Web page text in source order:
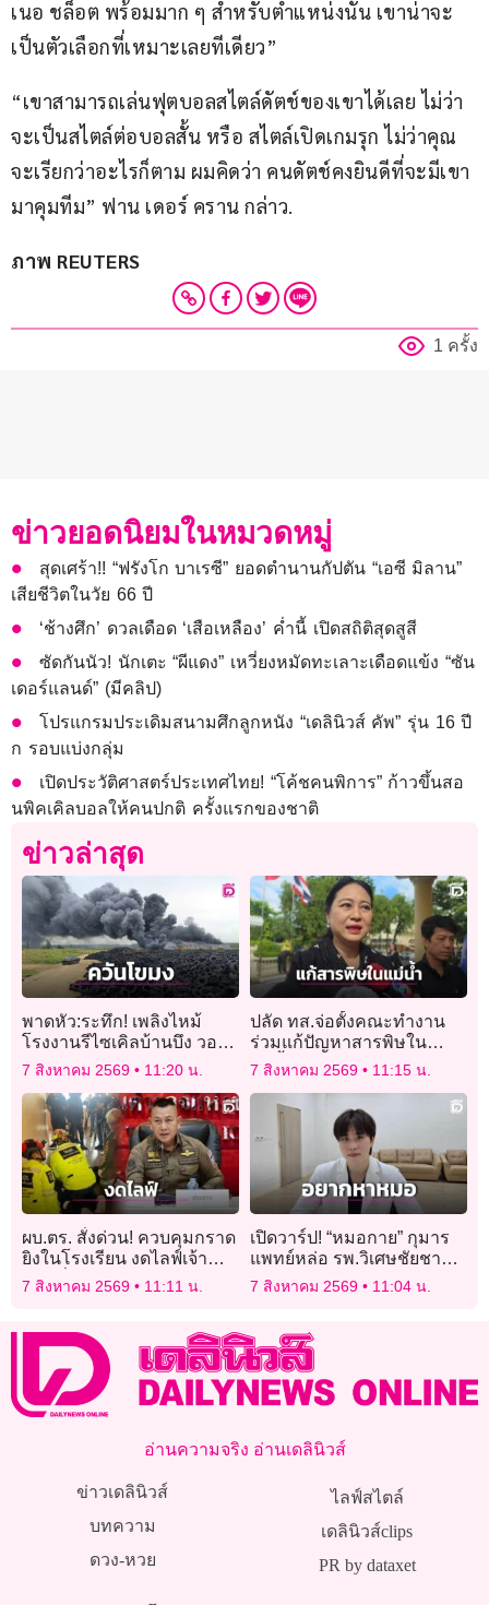
เนอ ชล็อต พร้อมมาก ๆ สำหรับตำแหน่งนั้น เขาน่าจะ
เป็นตัวเลือกที่เหมาะเลยทีเดียว”
“เขาสามารถเล่นฟุตบอลสไตล์ดัตช์ของเขาได้เลย ไม่ว่า
จะเป็นสไตล์ต่อบอลสั้น หรือ สไตล์เปิดเกมรุก ไม่ว่าคุณ
จะเรียกว่าอะไรก็ตาม ผมคิดว่า คนดัตช์คงยินดีที่จะมีเขา
มาคุมทีม” ฟาน เดอร์ คราน กล่าว.
ภาพ REUTERS
1 ครั้ง
ข่าวยอดนิยมในหมวดหมู่
สุดเศร้า!! “ฟรังโก บาเรซี” ยอดตำนานกัปตัน “เอซี มิลาน”
เสียชีวิตในวัย 66 ปี
‘ช้างศึก’ ดวลเดือด ‘เสือเหลือง’ ค่ำนี้ เปิดสถิติสุดสูสี
ซัดกันนัว! นักเตะ “ผีแดง” เหวี่ยงหมัดทะเลาะเดือดแข้ง “ซัน
เดอร์แลนด์” (มีคลิป)
โปรแกรมประเดิมสนามศึกลูกหนัง “เดลินิวส์ คัพ” รุ่น 16 ปี
ก รอบแบ่งกลุ่ม
เปิดประวัติศาสตร์ประเทศไทย! “โค้ชคนพิการ” ก้าวขึ้นสอ
นพิคเคิลบอลให้คนปกติ ครั้งแรกของชาติ
ข่าวล่าสุด
พาดหัว:ระทึก! เพลิงไหม้
โรงงานรีไซเคิลบ้านบึง วอด
ยาง-พลาสติก ควันดำพวยพุ่ง
โรงเรียน
7 สิงหาคม 2569 11:20 น.
ปลัด ทส.จ่อตั้งคณะทำงาน
ร่วมแก้ปัญหาสารพิษใน
แม่น้ำข้ามพรมแดนไทย-เมีย
7 สิงหาคม 2569 11:15 น.
ผบ.ตร. สั่งด่วน! ควบคุมกราด
ยิงในโรงเรียน งดไลฟ์เจ้า
หน้าที่ปฏิบัติการ
7 สิงหาคม 2569 11:11 น.
เปิดวาร์ป! “หมอกาย” กุมาร
แพทย์หล่อ รพ.วิเศษชัยชาญ
ไวรัลดังข้ามคืน แม่ๆ แห่
7 สิงหาคม 2569 11:04 น.
อ่านความจริง อ่านเดลินิวส์
ข่าวเดลินิวส์
บทความ
ดวง-หวย
ไลฟ์สไตล์
เดลินิวส์clips
PR by dataxet